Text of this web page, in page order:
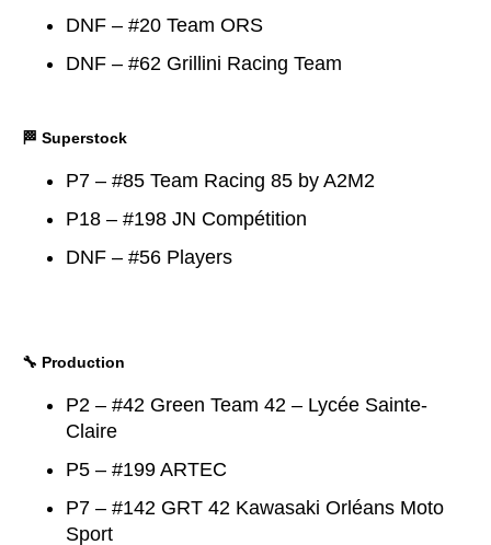
DNF – #20 Team ORS
DNF – #62 Grillini Racing Team
🏁 Superstock
P7 – #85 Team Racing 85 by A2M2
P18 – #198 JN Compétition
DNF – #56 Players
🔧 Production
P2 – #42 Green Team 42 – Lycée Sainte-
Claire
P5 – #199 ARTEC
P7 – #142 GRT 42 Kawasaki Orléans Moto
Sport